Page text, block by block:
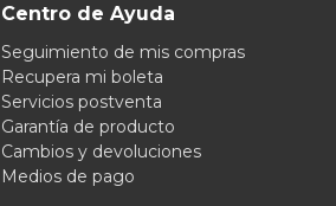
Centro de Ayuda
Seguimiento de mis compras
Recupera mi boleta
Servicios postventa
Garantía de producto
Cambios y devoluciones
Medios de pago